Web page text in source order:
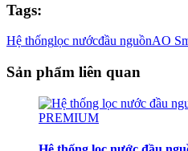
Tags:
Hệ thốnglọc nướcđầu nguồnAO
Sản phẩm liên quan